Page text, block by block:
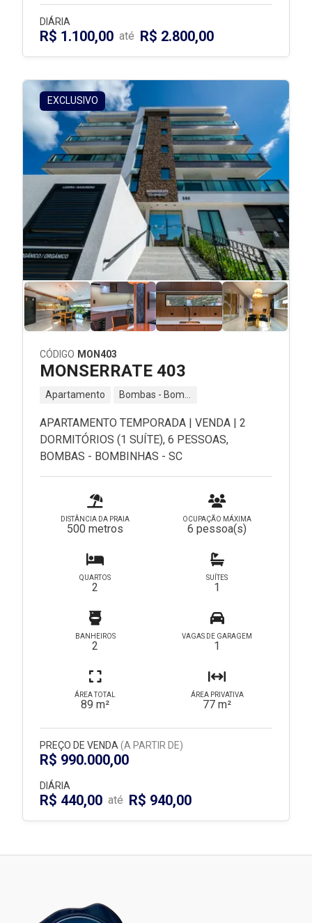
DIÁRIA
R$ 1.100,00 até R$ 2.800,00
EXCLUSIVO
CÓDIGO MON403
MONSERRATE 403
Apartamento
APARTAMENTO TEMPORADA | VENDA | 2
DORMITÓRIOS (1 SUÍTE), 6 PESSOAS,
BOMBAS - BOMBINHAS - SC
DISTÂNCIA DA PRAIA
500 metros
OCUPAÇÃO MÁXIMA
6 pessoa(s)
QUARTOS
2
SUÍTES
1
BANHEIROS
2
VAGAS DE GARAGEM
1
ÁREA TOTAL
89 m²
ÁREA PRIVATIVA
77 m²
PREÇO DE VENDA (A PARTIR DE)
R$ 990.000,00
DIÁRIA
R$ 440,00 até R$ 940,00